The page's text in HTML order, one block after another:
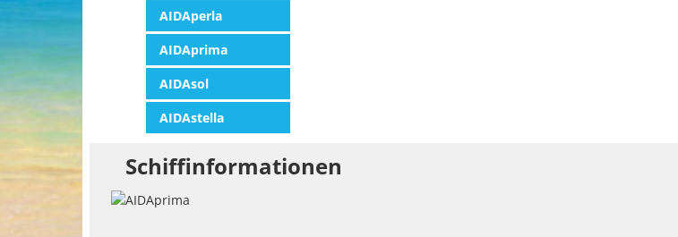
AIDAperla
AIDAprima
AIDAsol
AIDAstella
Schiffinformationen